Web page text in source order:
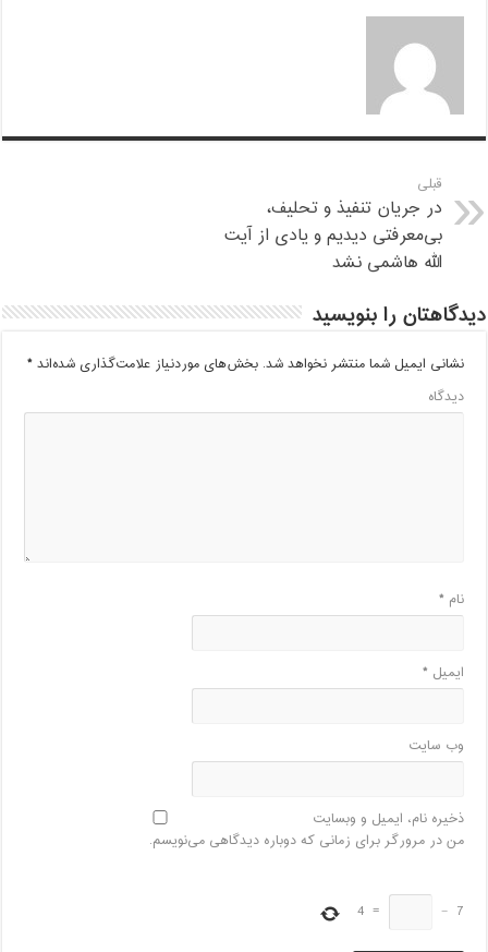
قبلی
در جریان تنفیذ و تحلیف،
بی‌معرفتی دیدیم و یادی از آیت
الله هاشمی نشد
دیدگاهتان را بنویسید
نشانی ایمیل شما منتشر نخواهد شد. بخش‌های موردنیاز علامت‌گذاری شده‌اند*
دیدگاه
نام *
ایمیل *
وب‌ سایت
ذخیره نام، ایمیل و وبسایت
من در مرورگر برای زمانی که دوباره دیدگاهی می‌نویسم.
7
−
=
4